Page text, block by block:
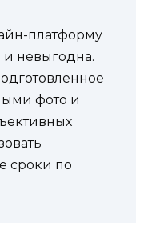
платформу
невыгодна.
фото и
сроки по